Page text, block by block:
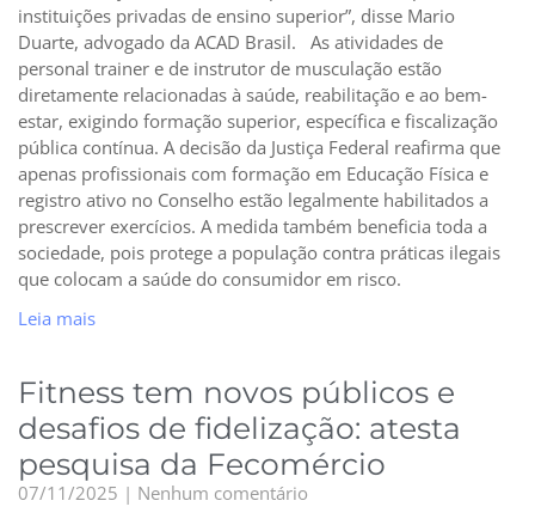
instituições privadas de ensino superior”, disse Mario
Duarte, advogado da ACAD Brasil. As atividades de
personal trainer e de instrutor de musculação estão
diretamente relacionadas à saúde, reabilitação e ao bem-
estar, exigindo formação superior, específica e fiscalização
pública contínua. A decisão da Justiça Federal reafirma que
apenas profissionais com formação em Educação Física e
registro ativo no Conselho estão legalmente habilitados a
prescrever exercícios. A medida também beneficia toda a
sociedade, pois protege a população contra práticas ilegais
que colocam a saúde do consumidor em risco.
Leia mais
Fitness tem novos públicos e
desafios de fidelização: atesta
pesquisa da Fecomércio
07/11/2025
Nenhum comentário